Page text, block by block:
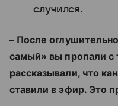
случился.
– После
самый» вы пропали с
рассказывали, что
ставили в эфир. Это